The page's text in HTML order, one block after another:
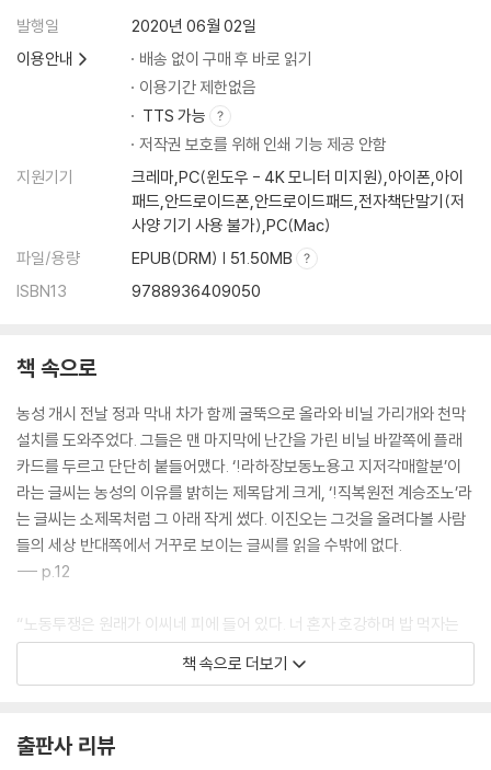
발행일
2020년 06월 02일
이용안내
배송 없이 구매 후 바로 읽기
이용기간 제한없음
TTS 가능
저작권 보호를 위해 인쇄 기능 제공 안함
지원기기
크레마,PC(윈도우 - 4K 모니터 미지원),아이폰,아이
패드,안드로이드폰,안드로이드패드,전자책단말기(저
사양 기기 사용 불가),PC(Mac)
파일/용량
EPUB(DRM) | 51.50MB
ISBN13
9788936409050
책 속으로
농성 개시 전날 정과 막내 차가 함께 굴뚝으로 올라와 비닐 가리개와 천막
설치를 도와주었다. 그들은 맨 마지막에 난간을 가린 비닐 바깥쪽에 플래
카드를 두르고 단단히 붙들어맸다. ‘!라하장보동노용고 지저각매할분’이
라는 글씨는 농성의 이유를 밝히는 제목답게 크게, ‘!직복원전 계승조노’라
는 글씨는 소제목처럼 그 아래 작게 썼다. 이진오는 그것을 올려다볼 사람
들의 세상 반대쪽에서 거꾸로 보이는 글씨를 읽을 수밖에 없다.
--- p.12
“노동투쟁은 원래가 이씨네 피에 들어 있다. 너 혼자 호강하며 밥 먹자는
게 아니구, 노동자 모두 사람답게 살아보자 그거 아니겠냐? (…) 한두달 새
내려올 생각 아예 마라. 쩌어 예전부터 지금까정 죽은 사람이 숱하게 쌨
이 늘 입에 달고 쓰던 말이었다. 그 말은 이진오의 어머니 윤복례도 젊은 시
책 속으로 더보기
출판사 리뷰